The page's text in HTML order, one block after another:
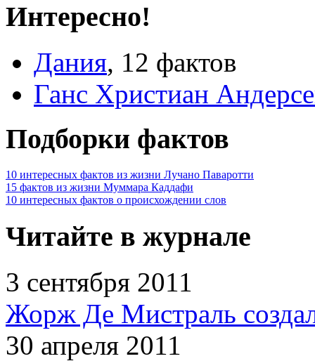
Интересно!
Дания, 12 фактов
Ганс Христиан
Подборки фактов
10 интересных фактов из жизни Лучано Паваротти
15 фактов из жизни Муммара Каддафи
10 интересных фактов о происхождении слов
Читайте в журнале
3 сентября 2011
Жорж Де Мистраль
30 апреля 2011